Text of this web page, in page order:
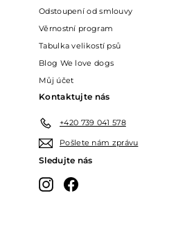
Odstoupení od smlouvy
Věrnostní program
Tabulka velikostí psů
Blog We love dogs
Můj účet
Kontaktujte nás
+420 739 041 578
Pošlete nám zprávu
Sledujte nás
InstagramFacebook